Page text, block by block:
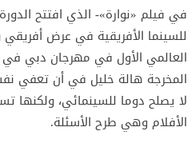
في فيلم «نوارة»- الذي افتتح
للسينما الأفريقية في عرض
العالمي الأول في مهرجان دبي في
المخرجة هالة خليل في أن تعفي
لا يصلح دوما للسينمائي، ولكنها
الأفلام وهي طرح الأسئلة.